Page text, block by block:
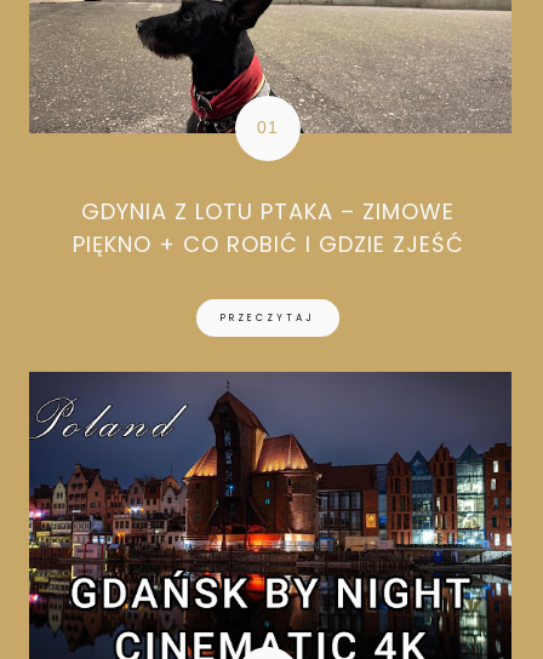
GDYNIA Z LOTU PTAKA – ZIMOWE
PIĘKNO + CO ROBIĆ I GDZIE ZJEŚĆ
PRZECZYTAJ